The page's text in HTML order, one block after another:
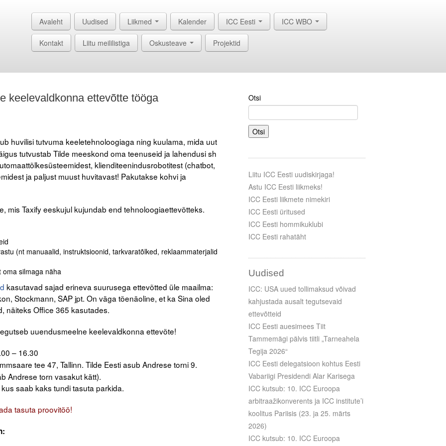
Avaleht Uudised Liikmed Kalender ICC Eesti ICC WBO
Kontakt Liitu meililistiga Oskusteave Projektid
keelevaldkonna ettevõtte tööga
huvilisi tutvuma keeletehnoloogiaga ning kuulama, mida uut
tutvustab Tilde meeskond oma teenuseid ja lahendusi sh
klienditeenindusrobotitest (chatbot,
ja paljust muust huvitavast! Pakutakse kohvi ja
mis Taxify eeskujul kujundab end tehnoloogiaettevõtteks.
(nt manuaalid, instruktsioonid, tarkvaratõlked, reklaammaterjalid
oma silmaga näha
kasutavad sajad erineva suurusega ettevõtted üle maailma:
Stockmann, SAP jpt. On väga tõenäoline, et ka Sina oled
näiteks Office 365 kasutades.
uuendusmeelne keelevaldkonna ettevõte!
– 16.30
tee 47, Tallinn. Tilde Eesti asub Andrese torni 9.
Andrese torn vasakut kätt).
saab kaks tundi tasuta parkida.
tasuta proovitöö!
Otsi
Otsi
Liitu ICC Eesti uudiskirjaga!
Astu ICC Eesti liikmeks!
ICC Eesti liikmete nimekiri
ICC Eesti üritused
ICC Eesti hommikuklubi
ICC Eesti rahatäht
Uudised
ICC: USA uued tollimaksud võivad
kahjustada ausalt tegutsevaid
ettevõtteid
ICC Eesti auesimees Tiit
Tammemägi pälvis tiitli „Tarneahela
Tegija 2026“
ICC Eesti delegatsioon kohtus Eesti
Vabariigi Presidendi Alar Karisega
ICC kutsub: 10. ICC Euroopa
arbitraažikonverents ja ICC institute’i
koolitus Pariisis (23. ja 25. märts
2026)
ICC kutsub: 10. ICC Euroopa